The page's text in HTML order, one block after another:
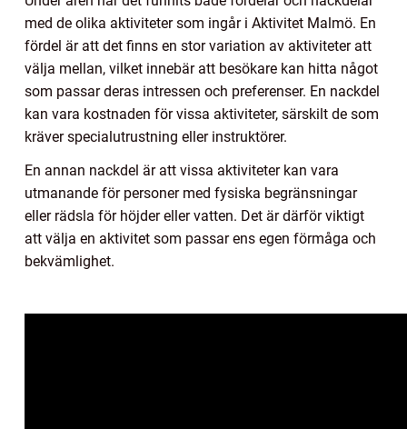
med de olika aktiviteter som ingår i Aktivitet Malmö. En
fördel är att det finns en stor variation av aktiviteter att
välja mellan, vilket innebär att besökare kan hitta något
som passar deras intressen och preferenser. En nackdel
kan vara kostnaden för vissa aktiviteter, särskilt de som
kräver specialutrustning eller instruktörer.
En annan nackdel är att vissa aktiviteter kan vara
utmanande för personer med fysiska begränsningar
eller rädsla för höjder eller vatten. Det är därför viktigt
att välja en aktivitet som passar ens egen förmåga och
bekvämlighet.